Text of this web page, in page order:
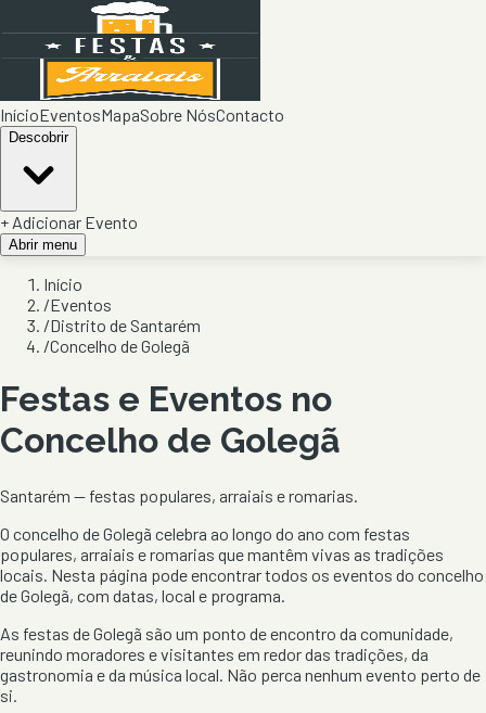
InícioEventosMapaSobre NósContacto
Descobrir
+ Adicionar Evento
Abrir menu
Início
/Eventos
/Distrito de Santarém
/Concelho de Golegã
Festas e Eventos no
Concelho de Golegã
Santarém — festas populares, arraiais e romarias.
O concelho deGolegã celebra ao longo do ano com festas
populares, arraiais e romarias que mantêm vivas as tradições
locais. Nesta página pode encontrar todos os eventos do concelho
deGolegã, com datas, local e programa.
As festas deGolegã são um ponto de encontro da comunidade,
reunindo moradores e visitantes em redor das tradições, da
gastronomia e da música local. Não perca nenhum evento perto de
si.